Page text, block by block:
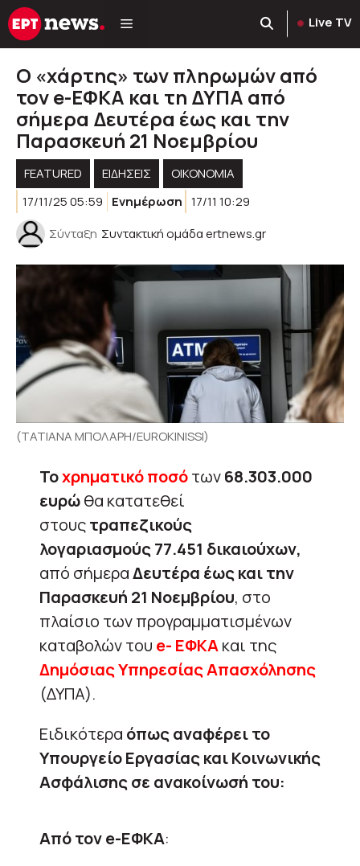
Μετάβαση
σε
Live TV
Ο «χάρτης» των πληρωμών από
τον e-ΕΦΚΑ και τη ΔΥΠΑ από
σήμερα Δευτέρα έως και την
Παρασκευή 21 Νοεμβρίου
FEATURED ΕΙΔΗΣΕΙΣ
ΟΙΚΟΝΟΜΙΑ
17/11/25 05:59
Ενημέρωση 17/11 10:29
Σύνταξη Συντακτική ομάδα ertnews.gr
(ΤΑΤΙΑΝΑ ΜΠΟΛΑΡΗ/EUROKINISSI)
Τοχρηματικό ποσότων68.303.000
ευρώθα κατατεθεί
στουςτραπεζικούς
λογαριασμούς77.451 δικαιούχων,
από σήμεραΔευτέρα έως και την
Παρασκευή 21 Νοεμβρίου, στο
πλαίσιο των προγραμματισμένων
καταβολών του e- ΕΦΚΑκαι της
Δημόσιας Υπηρεσίας Απασχόλησης
(ΔΥΠΑ).
Ειδικότερα όπως αναφέρει το
Υπουργείο Εργασίας και Κοινωνικής
Ασφάλισης σε ανακοίνωσή του:
Από τονe-ΕΦΚΑ: